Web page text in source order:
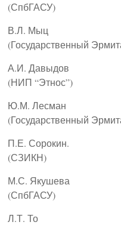
(СпбГАСУ)
В.Л. Мыц
(Государственный
А.И. Давыдов
(НИП “Этнос”)
Ю.М. Лесман
(Государственный
П.Е. Сорокин.
(СЗИКН)
М.С. Якушева
(СпбГАСУ)
Л.Т. То